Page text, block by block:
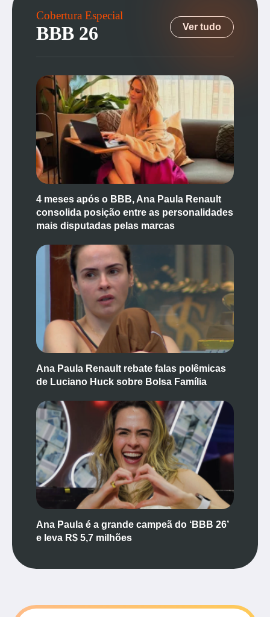
Cobertura Especial
BBB 26 Ver tudo
4 meses após o BBB, Ana Paula Renault
consolida posição entre as personalidades
mais disputadas pelas marcas
Ana Paula Renault rebate falas polêmicas
de Luciano Huck sobre Bolsa Família
Ana Paula é a grande campeã do ‘BBB 26’
e leva R$ 5,7 milhões